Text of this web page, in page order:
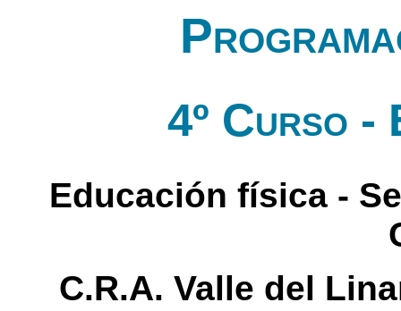
4º Curso -
Educación física -
C.R.A. Valle del